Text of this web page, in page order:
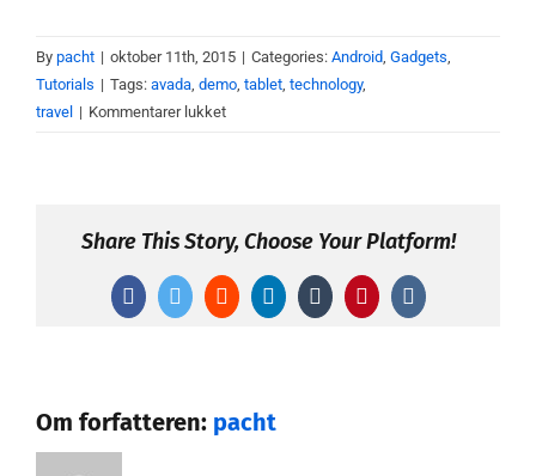
By pacht | oktober 11th, 2015 | Categories: Android Gadgets
Tutorials | Tags: avada demo tablet technology,
travel | Kommentarer lukkettil
placerat
varius
Share This Story, Choose Your Platform!
Facebook
TwitterRedditLinkedInTumblrPinterest
Vk
Om forfatteren: pacht